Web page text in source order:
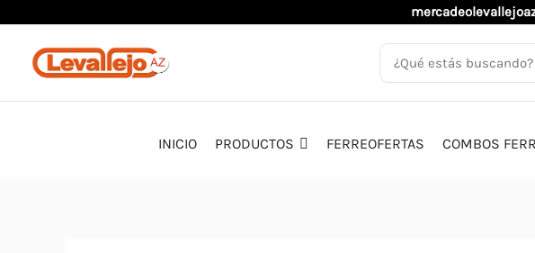
contenido
INICIO PRODUCTOS FERREOFERTAS COMBOS